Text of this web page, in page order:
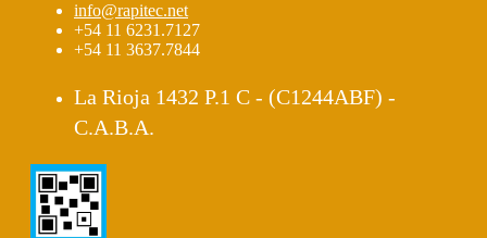
info@rapitec.net
+54 11 6231.7127
+54 11 3637.7844
La Rioja 1432 P.1 C - (C1244ABF) -
C.A.B.A.